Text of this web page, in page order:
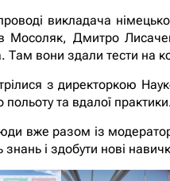
викладача
Мосоляк, Дмитро
Там вони здали тести на
з директоркою
польоту та вдалої
вже разом із
знань і здобути нові